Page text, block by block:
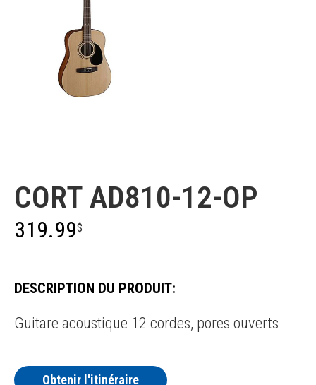
CORT AD810-12-OP
319.99$
DESCRIPTION DU PRODUIT:
Guitare acoustique 12 cordes, pores ouverts
Obtenir l'itinéraire